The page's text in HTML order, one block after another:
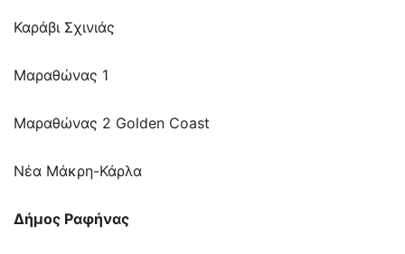
Καράβι Σχινιάς
Μαραθώνας 1
Μαραθώνας 2 Golden Coast
Νέα Μάκρη-Κάρλα
Δήμος Ραφήνας